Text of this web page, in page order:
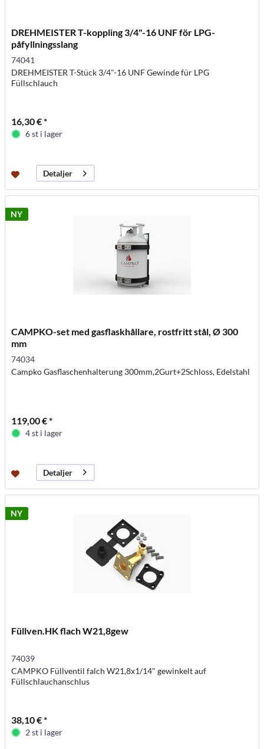
DREHMEISTER T-koppling 3/4"-16 UNF för LPG-
påfyllningsslang
74041
DREHMEISTER T-Stück 3/4"-16 UNF Gewinde für LPG
Füllschlauch
16,30 € *
6 st i lager
Detaljer
NY
CAMPKO-set med gasflaskhållare, rostfritt stål, Ø 300
mm
74034
Campko Gasflaschenhalterung 300mm,2Gurt+2Schloss, Edelstahl
119,00 € *
4 st i lager
Detaljer
NY
Füllven.HK flach W21,8gew
74039
CAMPKO Füllventil falch W21,8x1/14" gewinkelt auf
Füllschlauchanschlus
38,10 € *
2 st i lager